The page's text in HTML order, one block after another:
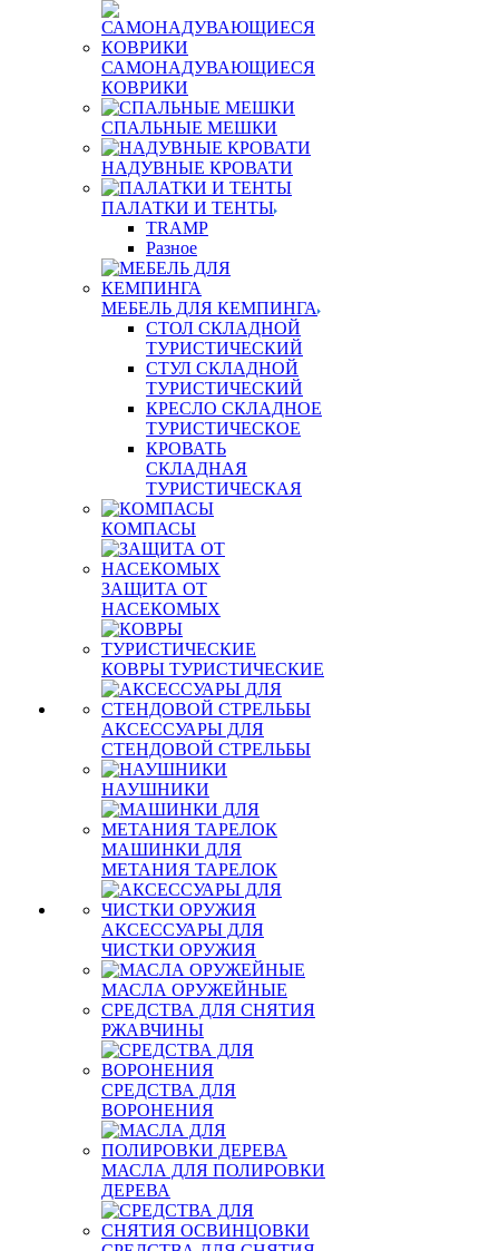
САМОНАДУВАЮЩИЕСЯ
КОВРИКИ
СПАЛЬНЫЕ МЕШКИ
НАДУВНЫЕ КРОВАТИ
ПАЛАТКИ И ТЕНТЫ
TRAMP
Разное
МЕБЕЛЬ ДЛЯ КЕМПИНГА
СТОЛ СКЛАДНОЙ
ТУРИСТИЧЕСКИЙ
СТУЛ СКЛАДНОЙ
ТУРИСТИЧЕСКИЙ
КРЕСЛО СКЛАДНОЕ
ТУРИСТИЧЕСКОЕ
КРОВАТЬ
СКЛАДНАЯ
ТУРИСТИЧЕСКАЯ
КОМПАСЫ
ЗАЩИТА ОТ
НАСЕКОМЫХ
КОВРЫ ТУРИСТИЧЕСКИЕ
АКСЕССУАРЫ ДЛЯ
СТЕНДОВОЙ СТРЕЛЬБЫ
НАУШНИКИ
МАШИНКИ ДЛЯ
МЕТАНИЯ ТАРЕЛОК
АКСЕССУАРЫ ДЛЯ
ЧИСТКИ ОРУЖИЯ
МАСЛА ОРУЖЕЙНЫЕ
СРЕДСТВА ДЛЯ СНЯТИЯ
РЖАВЧИНЫ
СРЕДСТВА ДЛЯ
ВОРОНЕНИЯ
МАСЛА ДЛЯ ПОЛИРОВКИ
ДЕРЕВА